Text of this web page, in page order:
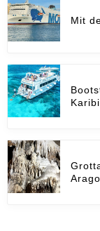
Mit